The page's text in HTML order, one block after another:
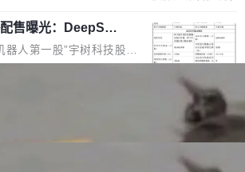
又一个 coding agent 包装
和市面上大多数 coding
多数 agent harness 的设
能力—...
，目前由五个团队采纳，
目中关于 AI 辅助贡献最
的核心只有一句话：LLM
审阅、建议，但不能用来
关键变更，除非作者本身
售曝光：DeepSe
锁定 36 个月
器人第一股”宇树科技股份
价格及战略配售结果，杭
次宇树科技战略配售对
修复多次传递同